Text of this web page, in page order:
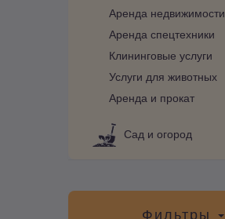
Аренда недвижимости
Аренда спецтехники
Клининговые услуги
Услуги для животных
Аренда и прокат
Сад и огород
Фильтры